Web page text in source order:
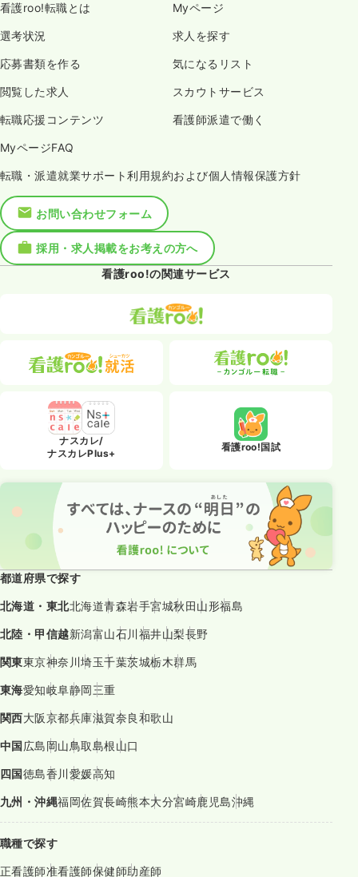
看護roo!転職とは Myページ
選考状況 求人を探す
応募書類を作る 気になるリスト
閲覧した求人 スカウトサービス
転職応援コンテンツ 看護師派遣で働く
MyページFAQ
転職・派遣就業サポート利用規約および個人情報保護方針
お問い合わせフォーム
採用・求人掲載をお考えの方へ
看護roo!の関連サービス
ナスカレ/
ナスカレPlus+
看護roo!国試
都道府県で探す
北海道・東北北海道青森岩手宮城秋田山形福島
北陸・甲信越新潟富山石川福井山梨長野
関東東京神奈川埼玉千葉茨城栃木群馬
東海愛知岐阜静岡三重
関西大阪京都兵庫滋賀奈良和歌山
中国広島岡山鳥取島根山口
四国徳島香川愛媛高知
九州・沖縄福岡佐賀長崎熊本大分宮崎鹿児島沖縄
職種で探す
正看護師准看護師保健師助産師